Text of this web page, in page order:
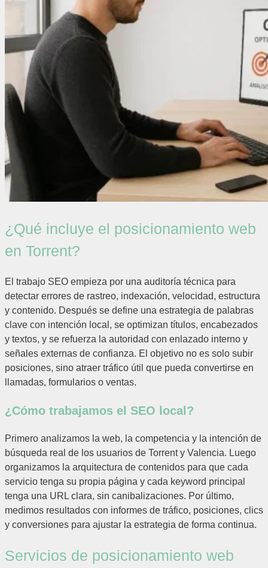
¿Qué incluye el posicionamiento web
en Torrent?
El trabajo SEO empieza por una auditoría técnica para
detectar errores de rastreo, indexación, velocidad, estructura
y contenido. Después se define una estrategia de palabras
clave con intención local, se optimizan títulos, encabezados
y textos, y se refuerza la autoridad con enlazado interno y
señales externas de confianza. El objetivo no es solo subir
posiciones, sino atraer tráfico útil que pueda convertirse en
llamadas, formularios o ventas.
¿Cómo trabajamos el SEO local?
Primero analizamos la web, la competencia y la intención de
búsqueda real de los usuarios de Torrent y Valencia. Luego
organizamos la arquitectura de contenidos para que cada
servicio tenga su propia página y cada keyword principal
tenga una URL clara, sin canibalizaciones. Por último,
medimos resultados con informes de tráfico, posiciones, clics
y conversiones para ajustar la estrategia de forma continua.
Servicios de posicionamiento web